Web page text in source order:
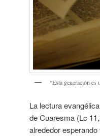
“Esta generación es
La lectura
de Cuaresma (Lc
alrededor